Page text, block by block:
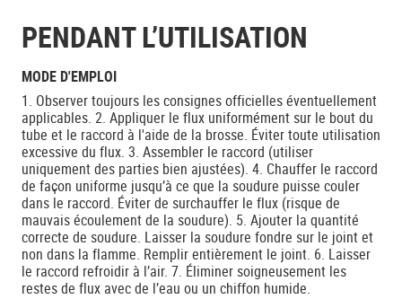
PENDANT L’UTILISATION
MODE D'EMPLOI
1. Observer toujours les consignes officielles éventuellement
applicables. 2. Appliquer le flux uniformément sur le bout du
tube et le raccord à l'aide de la brosse. Éviter toute utilisation
excessive du flux. 3. Assembler le raccord (utiliser
uniquement des parties bien ajustées). 4. Chauffer le raccord
de façon uniforme jusqu’à ce que la soudure puisse couler
dans le raccord. Éviter de surchauffer le flux (risque de
mauvais écoulement de la soudure). 5. Ajouter la quantité
correcte de soudure. Laisser la soudure fondre sur le joint et
non dans la flamme. Remplir entièrement le joint. 6. Laisser
le raccord refroidir à l’air. 7. Éliminer soigneusement les
restes de flux avec de l’eau ou un chiffon humide.